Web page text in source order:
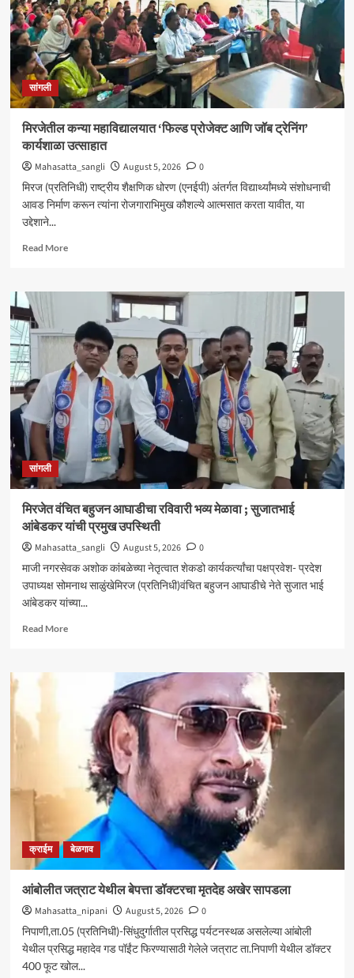
सांगली
मिरजेतील कन्या महाविद्यालयात ‘फिल्ड प्रोजेक्ट आणि जॉब ट्रेनिंग’
कार्यशाळा उत्साहात
Mahasatta_sangli August 5, 2026
0
मिरज (प्रतिनिधी) राष्ट्रीय शैक्षणिक धोरण (एनईपी) अंतर्गत विद्यार्थ्यांमध्ये संशोधनाची
आवड निर्माण करून त्यांना रोजगाराभिमुख कौशल्ये आत्मसात करता यावीत, या
उद्देशाने...
Read MoreRead
मिरजेतील
महाविद्यालयात
‘फिल्ड
प्रोजेक्ट
आणि
जॉब
ट्रेनिंग’
कार्यशाळा
उत्साहात
सांगली
मिरजेत वंचित बहुजन आघाडीचा रविवारी भव्य मेळावा ; सुजातभाई
आंबेडकर यांची प्रमुख उपस्थिती
Mahasatta_sangli August 5, 2026
0
माजी नगरसेवक अशोक कांबळेच्या नेतृत्वात शेकडो कार्यकर्त्यांचा पक्षप्रवेश- प्रदेश
उपाध्यक्ष सोमनाथ साळुंखेमिरज (प्रतिनिधी)वंचित बहुजन आघाडीचे नेते सुजात भाई
आंबेडकर यांच्या...
Read MoreRead
आघाडीचा
रविवारी
मेळावा
सुजातभाई
आंबेडकर
प्रमुख
उपस्थिती
क्राईम बेळगाव
आंबोलीत जत्राट येथील बेपत्ता डॉक्टरचा मृतदेह अखेर सापडला
Mahasatta_nipani August 5, 2026
0
निपाणी,ता.05 (प्रतिनिधी)-सिंधुदुर्गातील प्रसिद्ध पर्यटनस्थळ असलेल्या आंबोली
येथील प्रसिद्ध महादेव गड पॉईंट फिरण्यासाठी गेलेले जत्राट ता.निपाणी येथील डॉक्टर
400 फूट खोल...